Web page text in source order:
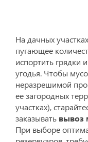
На дачных
пугающее
испортить грядки
угодья. Чтобы
неразрешимой
ее загородных
участках),
заказывать вывоз
При выборе